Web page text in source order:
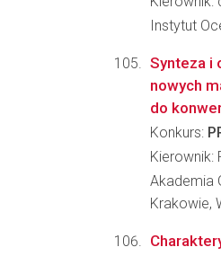
Instytut
Synteza i
nowych
do
Konkurs:
Kierownik:
Akademia
Krakowie,